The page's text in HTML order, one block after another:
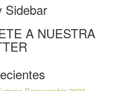
Sidebar
A NUESTRA